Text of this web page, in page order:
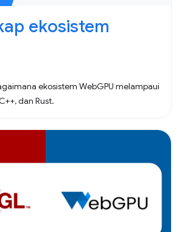
ekosistem
ekosistem WebGPU melampaui
dan Rust.